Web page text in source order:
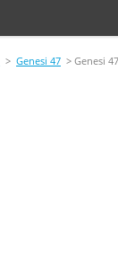
> Genesi 47 > Genesi